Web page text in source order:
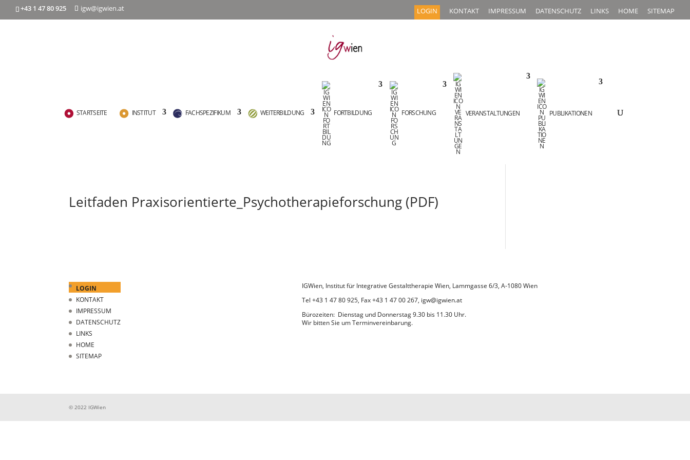
+43 1 47 80 925 igw@igwien.at LOGIN KONTAKT IMPRESSUM DATENSCHUTZ LINKS HOME SITEMAP
STARTSEITE INSTITUT FACHSPEZIFIKUM WEITERBILDUNG FORTBILDUNG FORSCHUNG VERANSTALTUNGEN PUBLIKATIONEN
Leitfaden Praxisorientierte_Psychotherapieforschung (PDF)
LOGIN
KONTAKT
IMPRESSUM
DATENSCHUTZ
LINKS
HOME
SITEMAP
IGWien, Institut für Integrative Gestalttherapie Wien, Lammgasse 6/3, A-1080 Wien
Tel +43 1 47 80 925, Fax +43 1 47 00 267, igw@igwien.at
Bürozeiten: Dienstag und Donnerstag 9.30 bis 11.30 Uhr.
Wir bitten Sie um Terminvereinbarung.
© 2022 IGWien